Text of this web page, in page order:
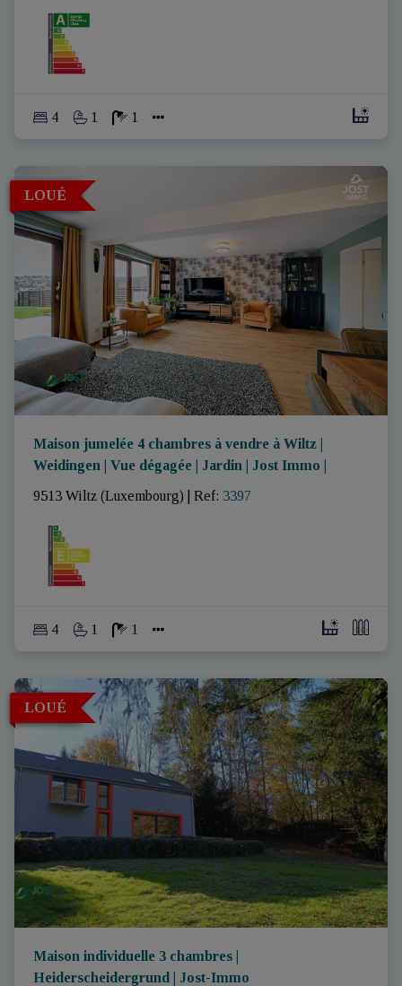
4 1 1
LOUÉ
Maison jumelée 4 chambres à vendre à Wiltz |
Weidingen | Vue dégagée | Jardin | Jost Immo |
9513 Wiltz (Luxembourg)
Ref: 3397
4 1 1
LOUÉ
Maison individuelle 3 chambres |
Heiderscheidergrund | Jost-Immo